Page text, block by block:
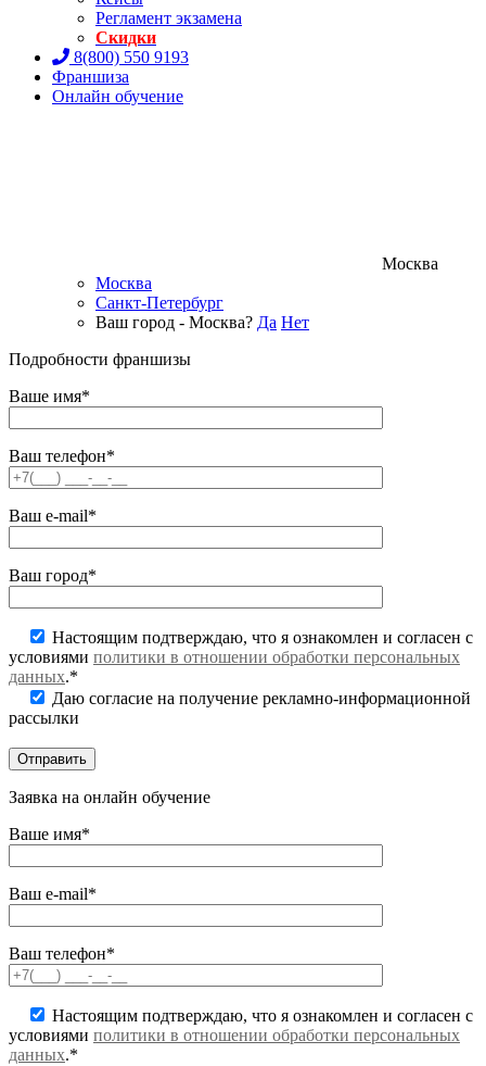
Регламент экзамена
Скидки
8(800) 550 9193
Франшиза
Онлайн обучение
Москва
Москва
Санкт-Петербург
Ваш город - Москва? Да Нет
Подробности франшизы
Ваше имя*
Ваш телефон*
Ваш e-mail*
Ваш город*
Настоящим подтверждаю, что я ознакомлен и согласен с
условиями политики в отношении обработки персональных
данных.*
Даю согласие на получение рекламно-информационной
рассылки
Заявка на онлайн обучение
Ваше имя*
Ваш e-mail*
Ваш телефон*
Настоящим подтверждаю, что я ознакомлен и согласен с
условиями политики в отношении обработки персональных
данных.*